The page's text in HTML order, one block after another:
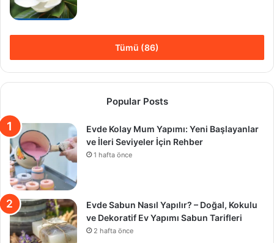
Tümü (86)
Popular Posts
Evde Kolay Mum Yapımı: Yeni Başlayanlar
ve İleri Seviyeler İçin Rehber
1 hafta önce
Evde Sabun Nasıl Yapılır? – Doğal, Kokulu
ve Dekoratif Ev Yapımı Sabun Tarifleri
2 hafta önce